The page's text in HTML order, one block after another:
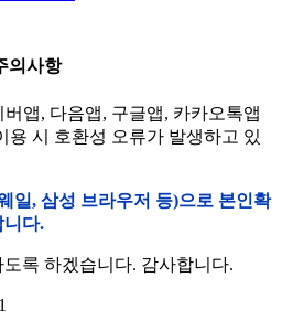
의사항
앱, 다음앱, 구글앱, 카카오톡앱
용 시 호환성 오류가 발생하고 있
일, 삼성 브라우저 등)으로 본인확
니다.
록 하겠습니다. 감사합니다.